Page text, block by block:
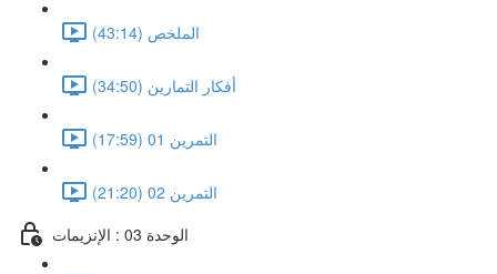
الملخص (43:14)
أفكار التمارين (34:50)
التمرين 01 (17:59)
التمرين 02 (21:20)
الوحدة 03 : الإنزيمات